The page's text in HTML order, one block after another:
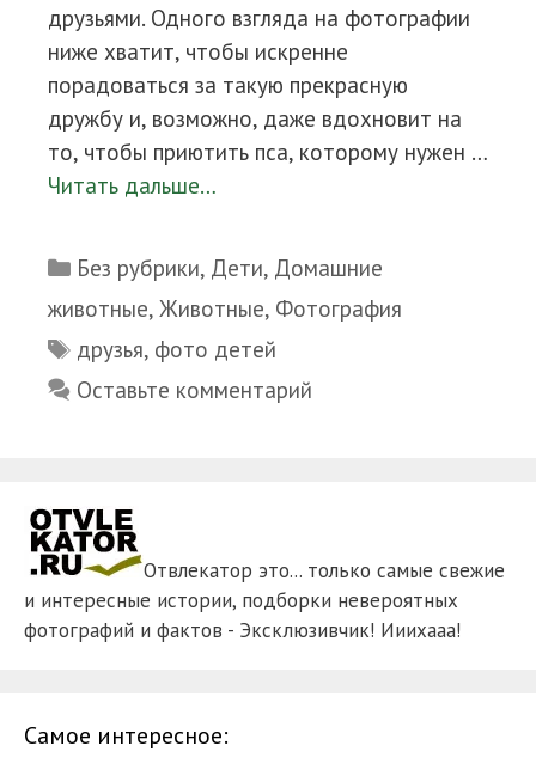
друзьями. Одного взгляда на фотографии
ниже хватит, чтобы искренне
порадоваться за такую прекрасную
дружбу и, возможно, даже вдохновит на
то, чтобы приютить пса, которому нужен …
Читать дальше…
Рубрики
Без рубрики, Дети, Домашние
животные, Животные, Фотография
Метки
друзья, фото детей
Оставьте комментарий
Отвлекатор это... только самые свежие
и интересные истории, подборки невероятных
фотографий и фактов - Эксклюзивчик! Ииихааа!
Самое интересное: